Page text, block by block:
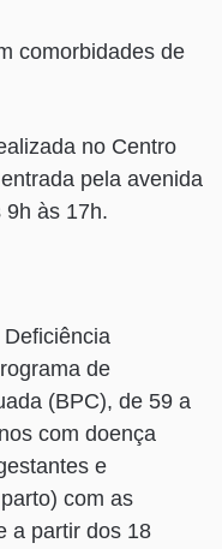
comorbidades de
no Centro
pela avenida
9h às 17h.
de
(BPC), de 59 a
com doença
e
com as
a partir dos 18